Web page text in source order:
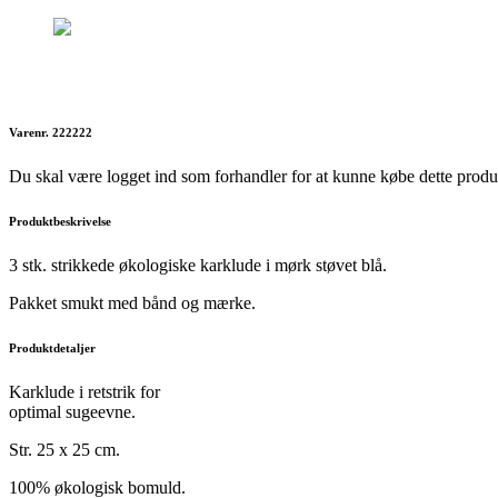
Varenr. 222222
Du skal være logget ind som forhandler for at kunne købe dette
Produktbeskrivelse
3 stk. strikkede økologiske karklude i mørk støvet blå.
Pakket smukt med bånd og mærke.
Produktdetaljer
Karklude i retstrik for
optimal sugeevne.
Str. 25 x 25 cm.
100% økologisk bomuld.